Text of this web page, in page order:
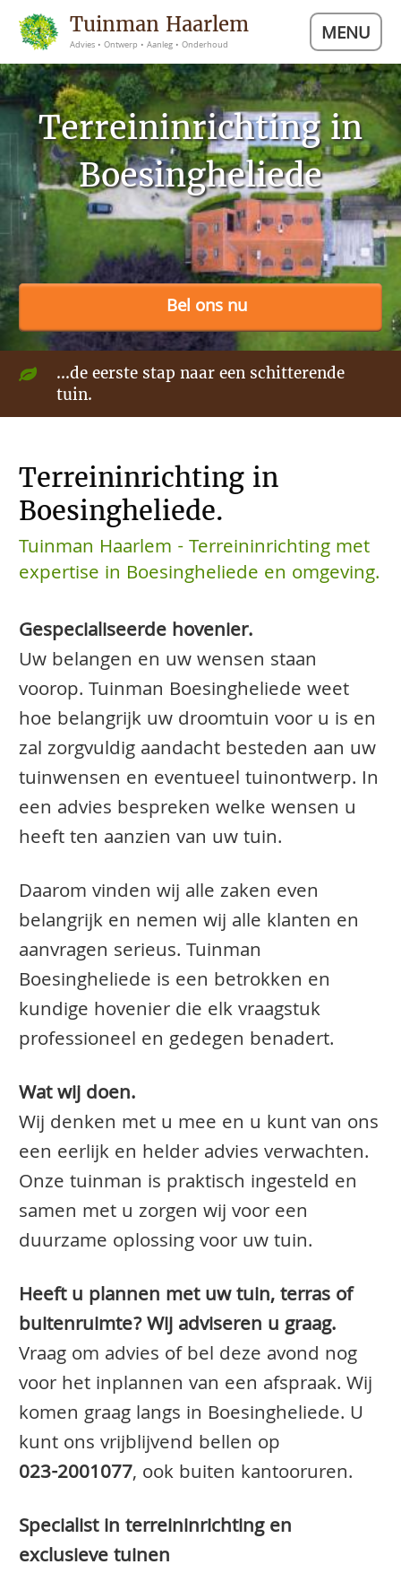
Tuinman Haarlem
Advies • Ontwerp • Aanleg • Onderhoud MENU
Terreininrichting in
Boesingheliede
Bel ons nu
...de eerste stap naar een schitterende
tuin.
Terreininrichting in
Boesingheliede.
Tuinman Haarlem - Terreininrichting met
expertise in Boesingheliede en omgeving.
Gespecialiseerde hovenier.
Uw belangen en uw wensen staan
voorop. Tuinman Boesingheliede weet
hoe belangrijk uw droomtuin voor u is en
zal zorgvuldig aandacht besteden aan uw
tuinwensen en eventueel tuinontwerp. In
een advies bespreken welke wensen u
heeft ten aanzien van uw tuin.
Daarom vinden wij alle zaken even
belangrijk en nemen wij alle klanten en
aanvragen serieus. Tuinman
Boesingheliede is een betrokken en
kundige hovenier die elk vraagstuk
professioneel en gedegen benadert.
Wat wij doen.
Wij denken met u mee en u kunt van ons
een eerlijk en helder advies verwachten.
Onze tuinman is praktisch ingesteld en
samen met u zorgen wij voor een
duurzame oplossing voor uw tuin.
Heeft u plannen met uw tuin, terras of
buitenruimte? Wij adviseren u graag.
Vraag om advies of bel deze avond nog
voor het inplannen van een afspraak. Wij
komen graag langs in Boesingheliede. U
kunt ons vrijblijvend bellen op
023-2001077, ook buiten kantooruren.
Specialist in terreininrichting en
exclusieve tuinen